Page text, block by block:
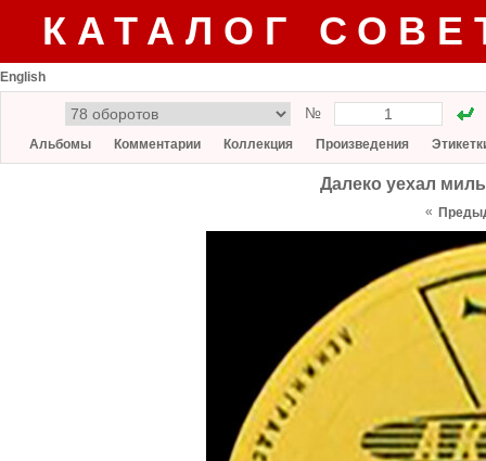
КАТАЛОГ
English
№
Альбомы Комментарии Коллекция Произведения
Далеко уехал
«